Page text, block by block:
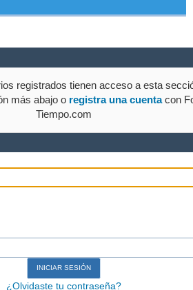
registrados tienen acceso a esta
más abajo o registra una cuentacon
Tiempo.com
¿Olvidaste tu contraseña?